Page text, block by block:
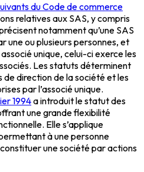
du Code de commerce
relatives aux SAS, y compris
notamment qu’une SAS
une ou plusieurs personnes, et
associé unique, celui-ci exerce les
Les statuts déterminent
de direction de la société et les
par l’associé unique.
1994a introduit le statut des
une grande flexibilité
Elle s’applique
à une personne
une société par actions